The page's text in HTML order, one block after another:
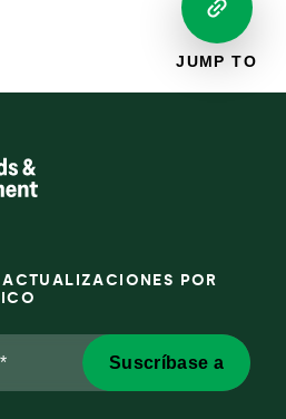
JUMP TO
POR
Suscríbase a